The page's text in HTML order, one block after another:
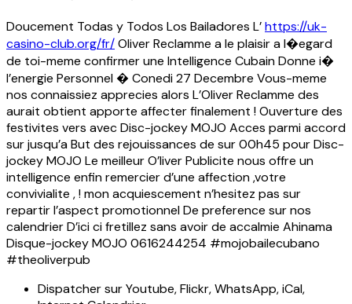
Doucement Todas y Todos Los Bailadores L’https://uk-
casino-club.org/fr/Oliver Reclamme a le plaisir a l�egard
de toi-meme confirmer une Intelligence Cubain Donne i�
l’energie Personnel � Conedi 27 Decembre Vous-meme
nos connaissiez apprecies alors L’Oliver Reclamme des
aurait obtient apporte affecter finalement ! Ouverture des
festivites vers avec Disc-jockey MOJO Acces parmi accord
sur jusqu’a But des rejouissances de sur 00h45 pour Disc-
jockey MOJO Le meilleur O’liver Publicite nous offre un
intelligence enfin remercier d’une affection ,votre
convivialite , ! mon acquiescement n’hesitez pas sur
repartir l’aspect promotionnel De preference sur nos
calendrier D’ici ci fretillez sans avoir de accalmie Ahinama
Disque-jockey MOJO 0616244254 #mojobailecubano
#theoliverpub
Dispatcher sur Youtube, Flickr, WhatsApp, iCal,